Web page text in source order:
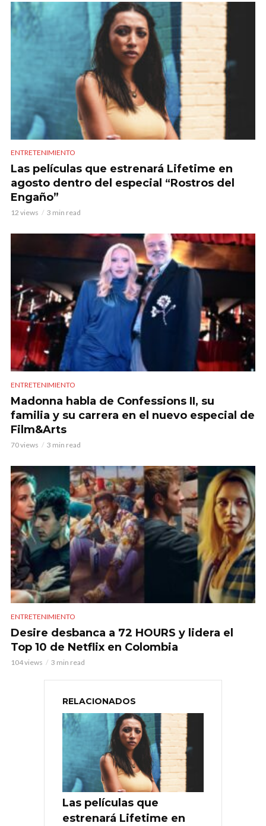
ENTRETENIMIENTO
Las películas que estrenará Lifetime en
agosto dentro del especial “Rostros del
Engaño”
12 views 3 min read
ENTRETENIMIENTO
Madonna habla de Confessions II, su
familia y su carrera en el nuevo especial de
Film&Arts
70 views 3 min read
ENTRETENIMIENTO
Desire desbanca a 72 HOURS y lidera el
Top 10 de Netflix en Colombia
104 views 3 min read
RELACIONADOS
Las películas que
estrenará Lifetime en